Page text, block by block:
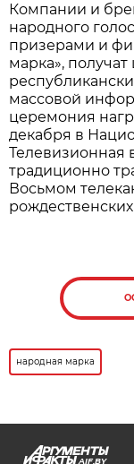
Компании и
народного
призерами и
марка»,
массовой
церемония
декабря в
Телевизионная
традиционно
Восьмом
народная марка
AIF.BY